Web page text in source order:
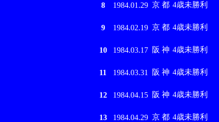
8 1984.01.29 京 都 4歳未勝利
9 1984.02.19 京 都 4歳未勝利
10 1984.03.17 阪 神 4歳未勝利
11 1984.03.31 阪 神 4歳未勝利
12 1984.04.15 阪 神 4歳未勝利
13 1984.04.29 京 都 4歳未勝利